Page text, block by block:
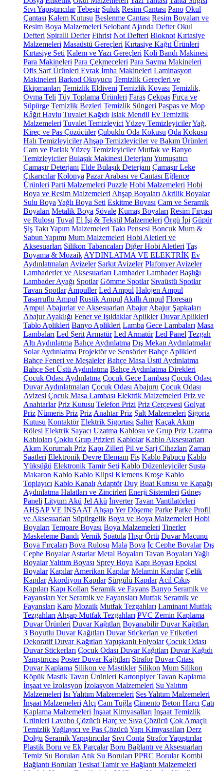
Sıvı Yapıştırıcılar Tebeşir Suluk Resim Çantası Pano Okul
Çantası Kalem Kutusu Beslenme Çantası Resim Boyaları ve
Resim Boya Malzemeleri Selobant Ajanda Defter Okul
Defteri Spiralli Defter Fihrist Not Defteri Bloknot Kırtasiye
Malzemeleri Masaüstü Gereçleri Kırtasiye Kağıt Ürünleri
Kırtasiye Seti Kalem ve Yazı Gereçleri Koli Bandı Makinesi
Para Makineleri Para Çekmeceleri Para Sayma Makineleri
Ofis Sarf Ürünleri Evrak İmha Makineleri Laminasyon
Makineleri Barkod Okuyucu Temizlik Gereçleri ve
Ekipmanları Temizlik Eldiveni Temizlik Kovası Temizlik,
Ovma Teli Tüy Toplama Ürünleri Faraş Çekpas Fırça ve
Süpürge Temizlik Bezleri Temizlik Süngeri Paspas ve Mop
Kâğıt Havlu Tuvalet Kağıdı Islak Mendil Ev Temizlik
Malzemeleri Tuvalet Temizleyici Yüzey TemizleyicilerYağ,
Kireç ve Pas Çözücüler Çubuklu Oda Kokusu Oda Kokusu
Halı Temizleyiciler Ahşap Temizleyiciler ve Bakım Ürünleri
Cam ve Parlak Yüzey Temizleyiciler Mutfak ve Banyo
Temizleyiciler Bulaşık Makinesi Deterjanı Yumuşatıcı
Çamaşır Deterjanı Elde Bulaşık Deterjanı Çamaşır Leke
Çıkarıcılar Kolonya Pazar Arabası ve Çantası Eğlence
Ürünleri Parti Malzemeleri Puzzle Hobi Malzemeleri Hobi
Boya ve Resim Malzemeleri Ahşap Boyaları Akrilik Boyalar
Sulu Boya Yağlı Boya Seti Eskitme Boyası Cam ve Seramik
Boyaları Metalik Boya Şövale Kumaş Boyaları Resim Fırçası
ve Rulosu Tuval El İşi & Tekstil Malzemeleri Örgü İpi Güpür
Şiş Takı Yapım Malzemeleri Takı Pensesi Boncuk Mum &
Sabun Yapımı Mum Malzemeleri Hobi Aletleri ve
Aksesuarları Silikon Tabancaları Diğer Hobi Aletleri Taş
Boyama & Mozaik AYDINLATMA VE ELEKTRİK Ev
Aydınlatmaları Avizeler Sarkıt Avizeler Plafonyer Avizeler
Lambaderler ve Aksesuarları Lambader Lambader Başlığı
Lambader Ayağı Spotlar Gömme Spotlar Sıvaüstü Spotlar
Tavan Spotlar Ampuller Led Ampul Halojen Ampul
Tasarruflu Ampul Rustik Ampul Akıllı Ampul Floresan
Ampul Abajurlar ve Aksesuarları Abajur Abajur Şapkaları
Abajur Ayaklığı Fener ve Işıldaklar Aplikler Duvar Aplikleri
Tablo Aplikleri Banyo Aplikleri Lamba Gece Lambaları Masa
Lambaları Led Şerit Armatür Led Armatür Led Panel Tezgah
Altı Aydınlatma Bahçe Aydınlatma Dış Mekan Aydınlatmalar
Solar Aydınlatma Projektör ve Sensörler Bahçe Aplikleri
Bahçe Feneri ve Meşaleler Bahçe Masa Üstü Aydınlatma
Bahçe Set Üstü Aydınlatma Bahçe Aydınlatma Direkleri
Çocuk Odası Aydınlatma Çocuk Gece Lambası Çocuk Odası
Duvar Aydınlatmaları Çocuk Odası Abajuru Çocuk Odası
Avizesi Çocuk Masa Lambası Elektrik Malzemeleri Priz ve
Anahtarlar Priz Kutusu Telefon Prizi Priz Çerçevesi Golyat
Priz Nümeris Priz Priz Anahtar Priz Şalt Malzemeleri Sigorta
Kutusu Kontaktör Elektrik Sigortası Şalter Kaçak Akım
Rölesi Elektrik Sayacı Uzatma Kablosu ve Grup Priz Uzatma
Kabloları Çoklu Grup Prizleri Kablolar Kablo Aksesuarları
Akım Korumalı Priz Kapı Zilleri Pil ve Şarj Cihazları Zaman
Saatleri Elektronik Devre Elemanı Fiş Kablo Pabucu Kablo
Yüksüğü Elektronik Tamir Seti Kablo Düzenleyiciler Susta
Makaron Kablo Kablo Klipsi Klemens Kroşe Kablo
Toplayıcı Kablo Kanalı Adaptör Duy Buat Kutusu ve Kapağı
Aydınlatma Halatları ve Zincirleri Enerji Sistemleri Güneş
Paneli Lityum Akü Jel Akü İnverter Tavan Vantilatörleri
AHŞAP VE İNŞAAT Ahşap Yer Döşeme Parke Parke Profil
ve Aksesuarları Süpürgelik Boya ve Boya Malzemeleri Hobi
Boyaları Tempare Boyası Boya Malzemeleri Tinerler
Maskeleme Bandı Vernik Spatula Hışır Örtü Duvar Macunu
Boya Fırçaları Boya Rulosu Mala Boya İç Cephe Boyalar Dış
Cephe Boyalar Astarlar Metal Boyaları Tavan Boyaları Yağlı
BoyalarYalıtım Boyası Sprey Boya Kapı Boyası Epoksi
Boyalar Kapılar Amerikan Kapılar Melamin Kapılar Çelik
Kapılar Akordiyon Kapılar Sürgülü Kapılar Acil Çıkış
Kapıları Kapı Kolları Seramik ve Fayans Banyo Seramik ve
Fayansları Yer Seramik ve Fayansları Mutfak Seramik ve
Fayansları Karo Mozaik Mutfak Tezgahları Laminant Mutfak
Tezgahları Ahşap Mutfak Tezgahları PVC Zemin Kaplama
Duvar Ürünleri Duvar Kağıtları Boyanabilir Duvar Kağıtları
3 Boyutlu Duvar Kağıtları Duvar Stickerları ve Etiketleri
Dekoratif Duvar Kağıtları Yapışkanlı Folyolar Çocuk Odası
Duvar Stickerları Çocuk Odası Duvar Kağıtları Duvar Kağıdı
Yapıştırıcısı Poster Duvar Kağıtları Strafor Duvar Çıtası
Duvar Kaplama Silikon ve Mastikler Silikon Mum Silikon
Köpük Mastik Tavan Ürünleri Kartonpiyer Tavan Kaplama
İnşaat ve İzolasyon İzolasyon Malzemeleri Su Yalıtım
Malzemeleri Isı Yalıtım Malzemeleri Ses Yalıtım Malzemeleri
İnşaat Malzemeleri Alçı Cam Tuğla Çimento Beton Harcı Çatı
Kaplama Malzemeleri İnşaat Kimyasalları İnşaat Temizlik
Ürünleri Lavabo Çözücü Harç ve Sıva Çözücü Çok Amaçlı
TemizlikYağlayıcı ve Pas Çözücü Yapı Kimyasalları Derz
Dolgu Seramik Yapıştırıcılar Sıvı Conta Strafor Yapıştırılar
Plastik Boru ve Ek Parçalar Boru Bağlantı ve Aksesuarları
Temiz Su Boruları Atık Su Boruları PPRC Borular Kombi
Bağlantı Boruları Tesisat Tamir ve Bağlantı Malzemeleri